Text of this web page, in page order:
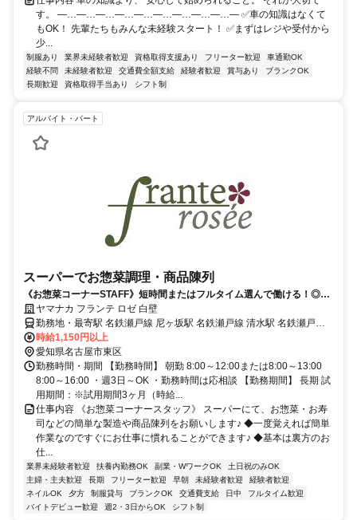
す。 ―…―…―…―…―…―…―…―…―…― ✅車の知識はなくて
もOK！ 先輩たちもみんな未経験スタート！ ✅まずはレジや受付から
少...
制服あり 業界未経験者歓迎 資格取得支援あり フリーター歓迎
車通勤OK
経験不問
未経験者歓迎 交通費全額支給 経験者歓迎 賞与あり
ブランクOK
長期歓迎
資格取得手当あり シフト制
アルバイト・パート
スーパーでお惣菜調理・商品陳列
《お惣菜コーナーSTAFF》短時間またはフルタイム選んで働ける！◎主
婦(主夫)さん活躍中！
ヤマナカ フランテ ロゼ 白壁
勤務地・最寄駅 名鉄瀬戸線 尼ヶ坂駅 名鉄瀬戸線 清水駅 名鉄瀬戸線
東大手駅
時給1,150円以上
愛知県名古屋市東区
勤務時間・期間 【勤務時間】 朝勤 8:00～12:00または8:00～13:00
8:00～16:00 ・週3日～OK ・勤務時間は応相談 【勤務期間】 長期 試
用期間：※試用期間3ヶ月（時給...
仕事内容 《お惣菜コーナースタッフ》 スーパーにて、お惣菜・お寿
司などの簡単な製造や商品陳列をお願いします♪ ◆一度覚えれば簡単
作業なのですぐにお仕事に慣れることができます♪ ◆基本は裏方のお
仕...
業界未経験者歓迎 扶養内勤務OK 副業・WワークOK
土日祝のみOK
主婦・主夫歓迎
長期 フリーター歓迎 早朝 未経験者歓迎
経験者歓迎
ネイルOK
夕方 制服貸与 ブランクOK 交通費支給 日中
フルタイム歓迎
バイトデビュー歓迎
週2・3日からOK シフト制